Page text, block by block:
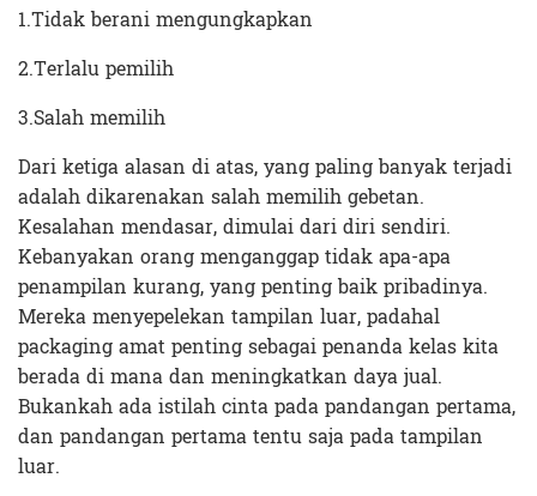
1.Tidak berani mengungkapkan
2.Terlalu pemilih
3.Salah memilih
Dari ketiga alasan di atas, yang paling banyak terjadi
adalah dikarenakan salah memilih gebetan.
Kesalahan mendasar, dimulai dari diri sendiri.
Kebanyakan orang menganggap tidak apa-apa
penampilan kurang, yang penting baik pribadinya.
Mereka menyepelekan tampilan luar, padahal
packaging amat penting sebagai penanda kelas kita
berada di mana dan meningkatkan daya jual.
Bukankah ada istilah cinta pada pandangan pertama,
dan pandangan pertama tentu saja pada tampilan
luar.